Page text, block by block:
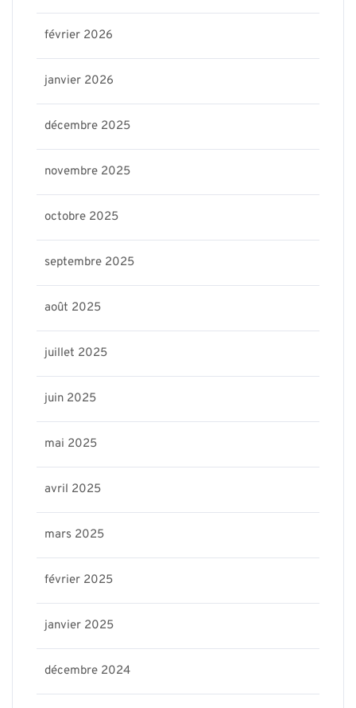
février 2026
janvier 2026
décembre 2025
novembre 2025
octobre 2025
septembre 2025
août 2025
juillet 2025
juin 2025
mai 2025
avril 2025
mars 2025
février 2025
janvier 2025
décembre 2024